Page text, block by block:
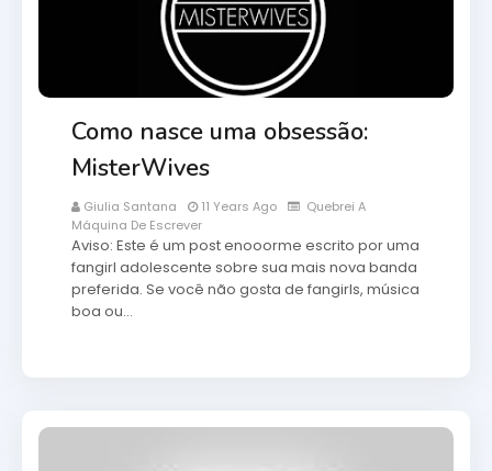
Como nasce uma obsessão:
MisterWives
Giulia Santana 11 Years Ago
Quebrei A
Máquina De Escrever
Aviso: Este é um post enooorme escrito por uma
fangirl adolescente sobre sua mais nova banda
preferida. Se você não gosta de fangirls, música
boa ou…